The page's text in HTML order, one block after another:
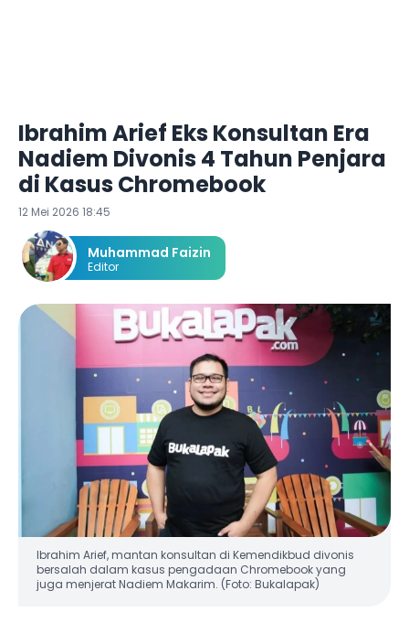
Ibrahim Arief Eks Konsultan Era
Nadiem Divonis 4 Tahun Penjara
di Kasus Chromebook
12 Mei 2026 18:45
Muhammad Faizin
Editor
Ibrahim Arief, mantan konsultan di Kemendikbud divonis
bersalah dalam kasus pengadaan Chromebook yang
juga menjerat Nadiem Makarim. (Foto: Bukalapak)